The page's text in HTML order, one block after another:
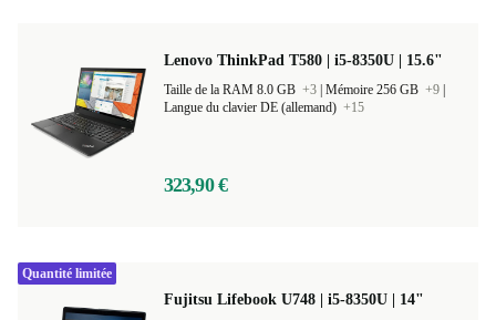
Lenovo ThinkPad T580 | i5-8350U | 15.6"
Taille de la RAM 8.0 GB +3 Mémoire 256 GB +9
Langue du clavier DE (allemand) +15
323,90 €
Fujitsu Lifebook U748 | i5-8350U | 14"
Quantité limitée